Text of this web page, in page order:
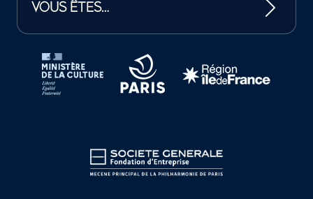
VOUS ÊTES…
Tutelles et mécènes de la Philharmonie de Paris